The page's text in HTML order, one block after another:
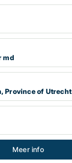
md
Province of Utrecht
Meer info